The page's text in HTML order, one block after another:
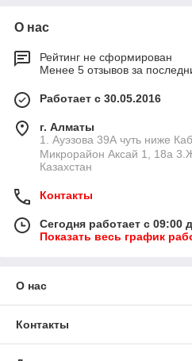
О нас
Рейтинг не сформирован
Менее 5 отзывов за
Работает с 30.05.2016
г. Алматы
1. Ауэзова 39А чуть ниже Кабанбай Батыра ㅤ
Микрорайон Аксай 1, 18а
Казахстан
Контакты
Сегодня работает с 09:00
Показать весь график
О нас
Контакты